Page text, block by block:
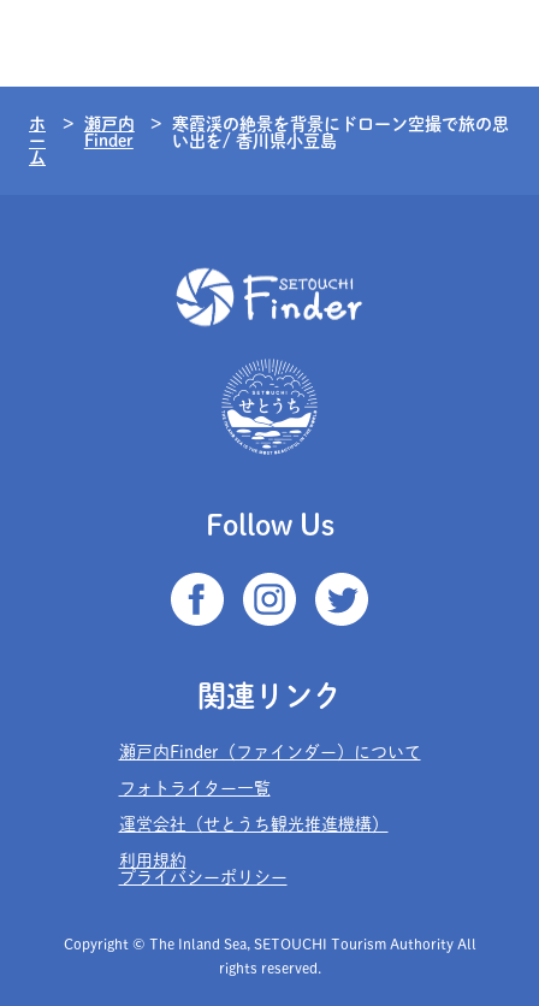
ホ
ー
ム
瀬戸内
Finder
寒霞渓の絶景を背景にドローン空撮で旅の思
い出を/ 香川県小豆島
Follow Us
関連リンク
瀬戸内Finder（ファインダー）について
フォトライター一覧
運営会社（せとうち観光推進機構）
利用規約
プライバシーポリシー
Copyright © The Inland Sea, SETOUCHI Tourism Authority All
rights reserved.